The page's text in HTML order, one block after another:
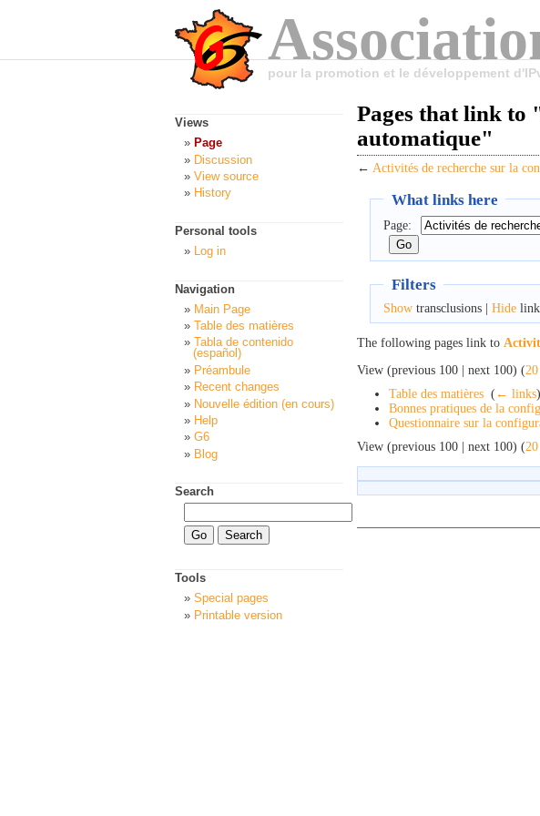
pour la promotion et le développement
Pages that link to
automatique"
← Activités de recherche sur la
What links here
Page:
Filters
Showtransclusions | Hide
The following pages link to
View (previous 100 | next 100) (20
Table des matières ( ← links)
Bonnes pratiques de la
Questionnaire sur la
View (previous 100 | next 100) (20
Views
Page
Discussion
View source
History
Personal tools
Log in
Navigation
Main Page
Table des matières
Tabla de contenido
(español)
Préambule
Recent changes
Nouvelle édition (en cours)
Help
G6
Blog
Search
Tools
Special pages
Printable version